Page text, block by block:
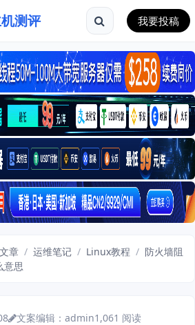
测评 我要投稿
章 / 运维笔记 / Linux教程 / 防火墙阻
意思
文案编辑：admin1,061 阅读